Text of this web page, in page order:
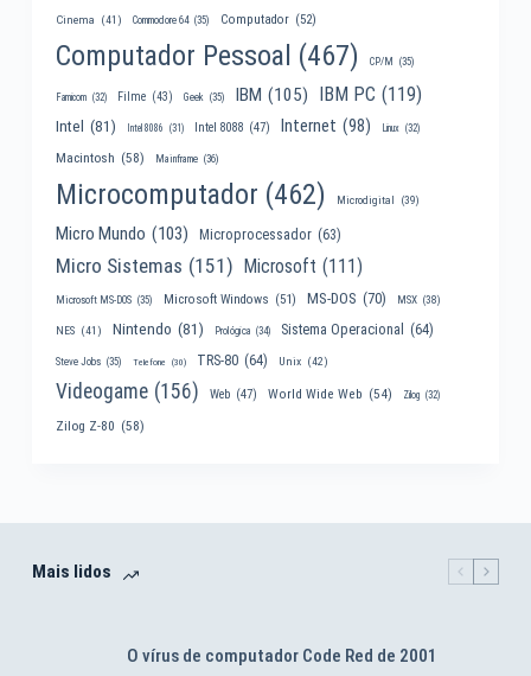
Cinema (41) Commodore 64 (35) Computador (52)
Computador Pessoal (467) CP/M (35)
Famicom (32) Filme (43) Geek (35) IBM (105) IBM PC (119)
Intel (81) Intel 8086 (31) Intel 8088 (47) Internet (98) Linux (32)
Macintosh (58) Mainframe (36)
Microcomputador (462) Microdigital (39)
Micro Mundo (103) Microprocessador (63)
Micro Sistemas (151) Microsoft (111)
Microsoft MS-DOS (35) Microsoft Windows (51) MS-DOS (70) MSX (38)
NES (41) Nintendo (81) Prológica (34) Sistema Operacional (64)
Steve Jobs (35) Telefone (30) TRS-80 (64) Unix (42)
Videogame (156) Web (47) World Wide Web (54) Zilog (32)
Zilog Z-80 (58)
Mais lidos
O vírus de computador Code Red de 2001